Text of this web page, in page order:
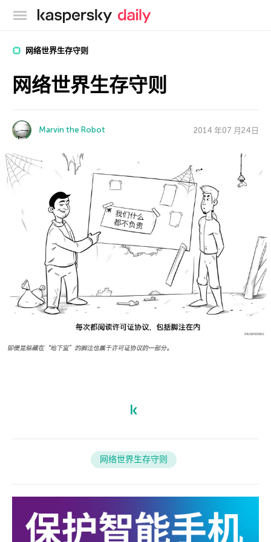
卡巴斯基官方博客
网络世界生存守则
网络世界生存守则
Marvin the Robot 2014 年07 月24日
网络世界生存守则